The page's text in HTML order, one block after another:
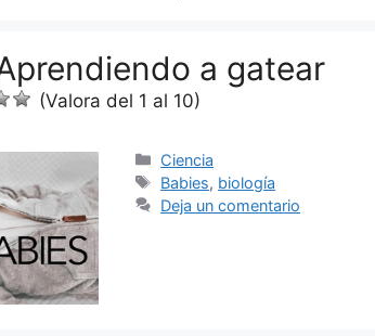
a gatear
(Valora del 1 al 10)
Categorías
Ciencia
Etiquetas
Babies, biología
Deja un comentario